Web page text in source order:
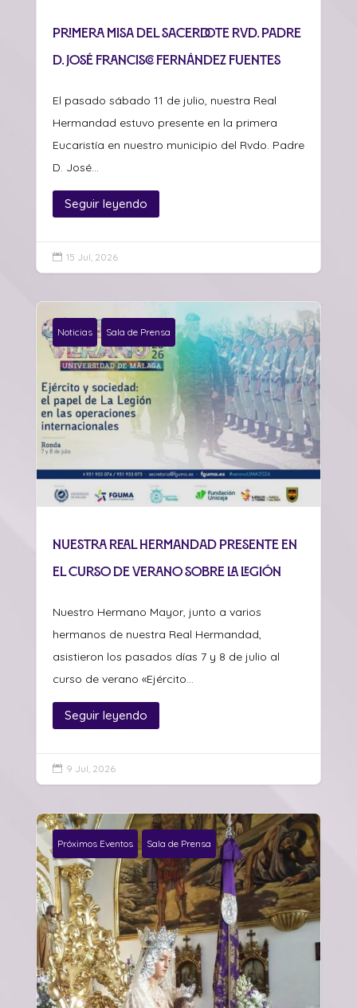
Primera misa del sacerdote Rvd. Padre
D. José Francisco Fernández Fuentes
El pasado sábado 11 de julio, nuestra Real
Hermandad estuvo presente en la primera
Eucaristía en nuestro municipio del Rvdo. Padre
D. José...
Seguir leyendo
 15 Jul, 2026
Noticias Sala de Prensa
Nuestra Real Hermandad presente en
el curso de verano sobre La Legión
Nuestro Hermano Mayor, junto a varios
hermanos de nuestra Real Hermandad,
asistieron los pasados días 7 y 8 de julio al
curso de verano «Ejército...
Seguir leyendo
 9 Jul, 2026
Próximos Eventos Sala de Prensa